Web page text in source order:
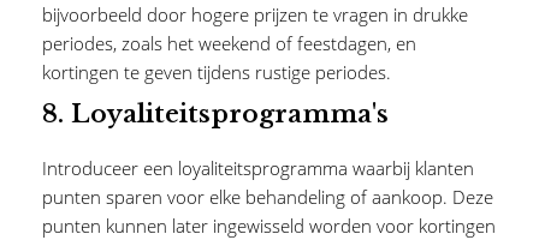
bijvoorbeeld door hogere prijzen te vragen in drukke
periodes, zoals het weekend of feestdagen, en
kortingen te geven tijdens rustige periodes.
8. Loyaliteitsprogramma's
Introduceer een loyaliteitsprogramma waarbij klanten
punten sparen voor elke behandeling of aankoop. Deze
punten kunnen later ingewisseld worden voor kortingen